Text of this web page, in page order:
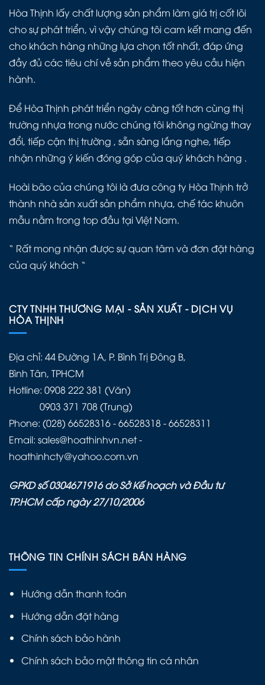
Hòa Thịnh lấy chất lượng sản phẩm làm giá trị cốt lõi
cho sự phát triển, vì vậy chúng tôi cam kết mang đến
cho khách hàng những lựa chọn tốt nhất, đáp ứng
đầy đủ các tiêu chí về sản phẩm theo yêu cầu hiện
hành.
Để Hòa Thịnh phát triển ngày càng tốt hơn cùng thị
trường nhựa trong nước chúng tôi không ngừng thay
đổi, tiếp cận thị trường , sẵn sàng lắng nghe, tiếp
nhận những ý kiến đóng góp của quý khách hàng .
Hoài bão của chúng tôi là đưa công ty Hòa Thịnh trở
thành nhà sản xuất sản phẩm nhựa, chế tác khuôn
mẫu nằm trong top đầu tại Việt Nam.
“ Rất mong nhận được sự quan tâm và đơn đặt hàng
của quý khách “
CTY TNHH THƯƠNG MẠI - SẢN XUẤT - DỊCH VỤ
HÒA THỊNH
Địa chỉ: 44 Đường 1A, P. Bình Trị Đông B,
Bình Tân, TPHCM
Hotline: 0908 222 381 (Văn)
0903 371 708 (Trung)
Phone: (028) 66528316 - 66528318 - 66528311
Email: sales@hoathinhvn.net -
hoathinhcty@yahoo.com.vn
GPKD số 0304671916 do Sở Kế hoạch và Đầu tư
TP.HCM cấp ngày 27/10/2006
THÔNG TIN CHÍNH SÁCH BÁN HÀNG
Hướng dẫn thanh toán
Hướng dẫn đặt hàng
Chính sách bảo hành
Chính sách bảo mật thông tin cá nhân